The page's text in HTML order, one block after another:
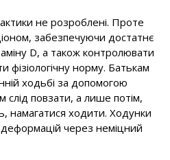
не розроблені. Проте
забезпечуючи достатнє
D, а також контролювати
норму. Батькам
ходьбі за допомогою
слід повзати, а лише потім,
намагатися ходити. Ходунки
через неміцний